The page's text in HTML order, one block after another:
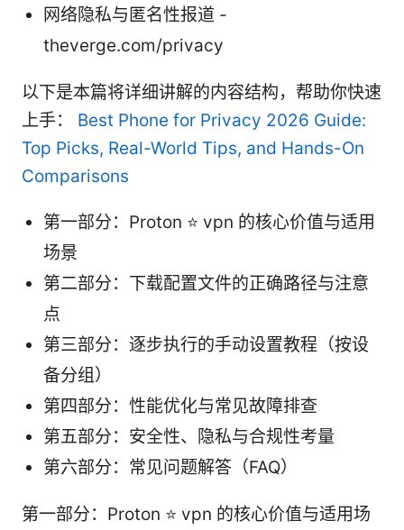
网络隐私与匿名性报道 -
theverge.com/privacy
以下是本篇将详细讲解的内容结构，帮助你快速
上手： Best Phone for Privacy 2026 Guide:
Top Picks, Real-World Tips, and Hands-On
Comparisons
第一部分：Proton ⭐ vpn 的核心价值与适用
场景
第二部分：下载配置文件的正确路径与注意
点
第三部分：逐步执行的手动设置教程（按设
备分组）
第四部分：性能优化与常见故障排查
第五部分：安全性、隐私与合规性考量
第六部分：常见问题解答（FAQ）
第一部分：Proton ⭐ vpn 的核心价值与适用场